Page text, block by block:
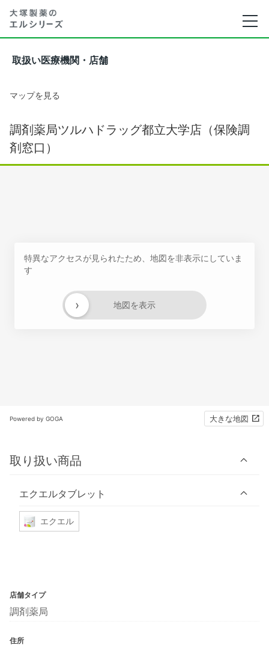
取扱い医療機関・店舗
マップを見る
調剤薬局ツルハドラッグ都立大学店（保険調
剤窓口）
特異なアクセスが見られたため、地図を非表示にしていま
す
地図を表示
›
Powered by GOGA 大きな地図
取り扱い商品
エクエルタブレット
エクエル
店舗タイプ
調剤薬局
住所